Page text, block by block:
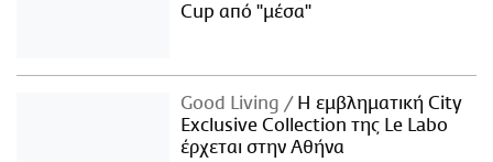
Cup από "μέσα"
Good Living
Η εμβληματική City
Exclusive Collection της Le Labo
έρχεται στην Αθήνα